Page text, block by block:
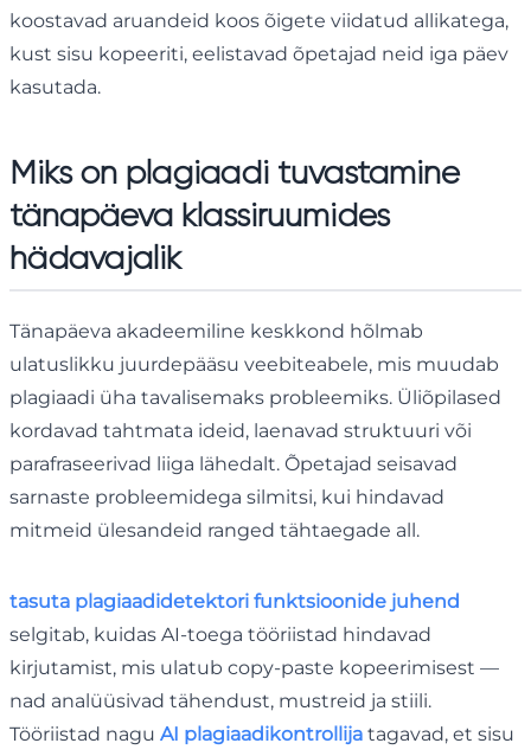
koostavad aruandeid koos õigete viidatud allikatega,
kust sisu kopeeriti, eelistavad õpetajad neid iga päev
kasutada.
Miks on plagiaadi tuvastamine
tänapäeva klassiruumides
hädavajalik
Tänapäeva akadeemiline keskkond hõlmab
ulatuslikku juurdepääsu veebiteabele, mis muudab
plagiaadi üha tavalisemaks probleemiks. Üliõpilased
kordavad tahtmata ideid, laenavad struktuuri või
parafraseerivad liiga lähedalt. Õpetajad seisavad
sarnaste probleemidega silmitsi, kui hindavad
mitmeid ülesandeid ranged tähtaegade all.
tasuta plagiaadidetektori funktsioonide juhend
selgitab, kuidas AI-toega tööriistad hindavad
kirjutamist, mis ulatub copy-paste kopeerimisest —
nad analüüsivad tähendust, mustreid ja stiili.
Tööriistad nagu AI plagiaadikontrollija tagavad, et sisu